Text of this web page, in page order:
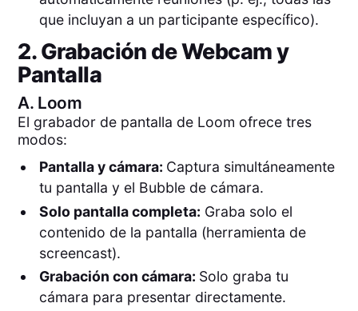
que incluyan a un participante específico).
2. Grabación de Webcam y
Pantalla
A. Loom
El grabador de pantalla de Loom ofrece tres
modos:
Pantalla y cámara: Captura simultáneamente
tu pantalla y el Bubble de cámara.
Solo pantalla completa: Graba solo el
contenido de la pantalla (herramienta de
screencast).
Grabación con cámara: Solo graba tu
cámara para presentar directamente.